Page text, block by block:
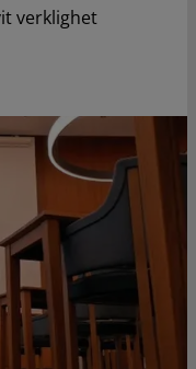
verklighet